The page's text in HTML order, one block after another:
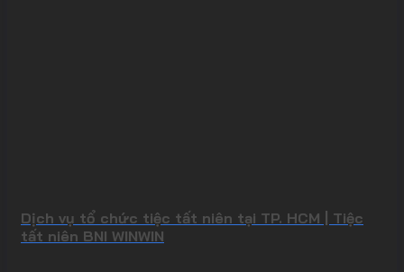
Dịch vụ tổ chức tiệc tất niên tại TP. HCM | Tiệc
tất niên BNI WINWIN